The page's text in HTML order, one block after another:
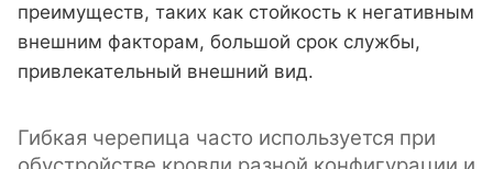
преимуществ, таких как стойкость к негативным
внешним факторам, большой срок службы,
привлекательный внешний вид.
Гибкая черепица часто используется при